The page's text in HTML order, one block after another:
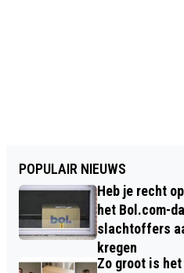
POPULAIR NIEUWS
Heb je recht
het Bol.com-
slachtoffers
kregen
Zo groot is